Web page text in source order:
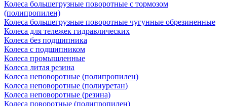
Колеса большегрузные поворотные с тормозом
(полипропилен)
Колеса большегрузные поворотные чугунные обрезиненные
Колеса для тележек гидравлических
Колеса без подшипника
Колеса с подшипником
Колеса промышленные
Колеса литая резина
Колеса неповоротные (полипропилен)
Колеса неповоротные (полиуретан)
Колеса неповоротные (резина)
Колеса поворотные (полипропилен)